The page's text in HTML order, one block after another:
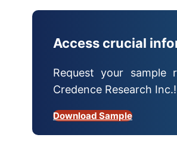
Access crucial
Request your
Credence Research Inc.!
Download Sample